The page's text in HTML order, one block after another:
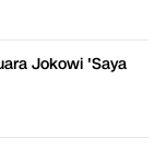
Jokowi 'Saya